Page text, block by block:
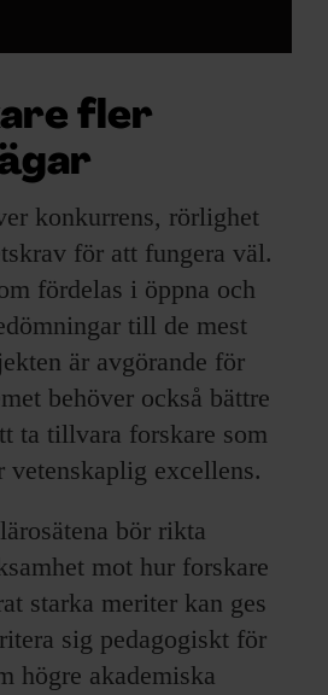
fler
konkurrens, rörlighet
för att fungera väl.
fördelas i öppna och
till de mest
är avgörande för
behöver också bättre
ta tillvara forskare som
vetenskaplig excellens.
bör rikta
mot hur forskare
starka meriter kan ges
sig pedagogiskt för
högre akademiska